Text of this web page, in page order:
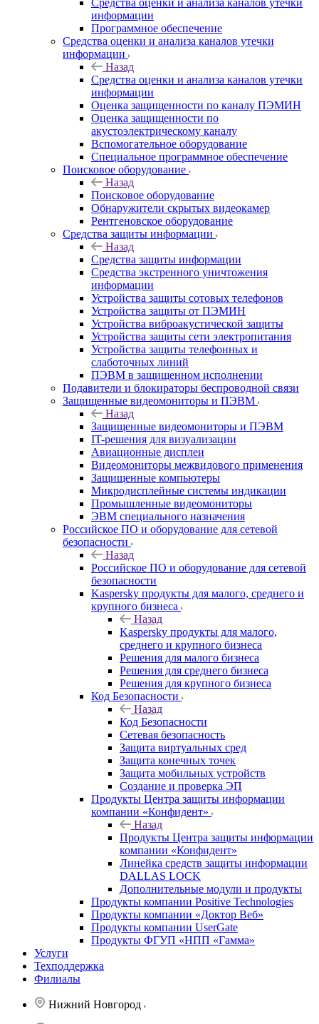
Средства оценки и анализа каналов утечки
информации
Программное обеспечение
Средства оценки и анализа каналов утечки
информации
Назад
Средства оценки и анализа каналов утечки
информации
Оценка защищенности по каналу ПЭМИН
Оценка защищенности по
акустоэлектрическому каналу
Вспомогательное оборудование
Специальное программное обеспечение
Поисковое оборудование
Назад
Поисковое оборудование
Обнаружители скрытых видеокамер
Рентгеновское оборудование
Средства защиты информации
Назад
Средства защиты информации
Средства экстренного уничтожения
информации
Устройства защиты сотовых телефонов
Устройства защиты от ПЭМИН
Устройства виброакустической защиты
Устройства защиты сети электропитания
Устройства защиты телефонных и
слаботочных линий
ПЭВМ в защищенном исполнении
Подавители и блокираторы беспроводной связи
Защищенные видеомониторы и ПЭВМ
Назад
Защищенные видеомониторы и ПЭВМ
IT-решения для визуализации
Авиационные дисплеи
Видеомониторы межвидового применения
Защищенные компьютеры
Микродисплейные системы индикации
Промышленные видеомониторы
ЭВМ специального назначения
Российское ПО и оборудование для сетевой
безопасности
Назад
Российское ПО и оборудование для сетевой
безопасности
Kaspersky продукты для малого, среднего и
крупного бизнеса
Назад
Kaspersky продукты для малого,
среднего и крупного бизнеса
Решения для малого бизнеса
Решения для среднего бизнеса
Решения для крупного бизнеса
Код Безопасности
Назад
Код Безопасности
Сетевая безопасность
Защита виртуальных сред
Защита конечных точек
Защита мобильных устройств
Создание и проверка ЭП
Продукты Центра защиты информации
компании «Конфидент»
Назад
Продукты Центра защиты информации
компании «Конфидент»
Линейка средств защиты информации
DALLAS LOCK
Дополнительные модули и продукты
Продукты компании Positive Technologies
Продукты компании «Доктор Веб»
Продукты компании UserGate
Продукты ФГУП «НПП «Гамма»
Услуги
Техподдержка
Филиалы
Нижний Новгород